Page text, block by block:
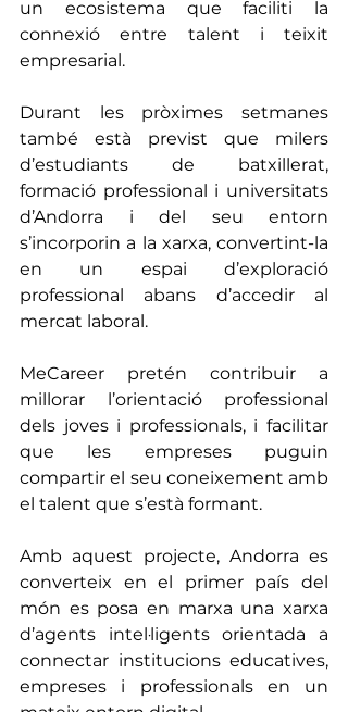
un ecosistema que faciliti la
connexió entre talent i teixit
empresarial.
Durant les pròximes setmanes
també està previst que milers
d’estudiants de batxillerat,
formació professional i universitats
d’Andorra i del seu entorn
s’incorporin a la xarxa, convertint-la
en un espai d’exploració
professional abans d’accedir al
mercat laboral.
MeCareer pretén contribuir a
millorar l’orientació professional
dels joves i professionals, i facilitar
que les empreses puguin
compartir el seu coneixement amb
el talent que s’està formant.
Amb aquest projecte, Andorra es
converteix en el primer país del
món es posa en marxa una xarxa
d’agents intel·ligents orientada a
connectar institucions educatives,
empreses i professionals en un